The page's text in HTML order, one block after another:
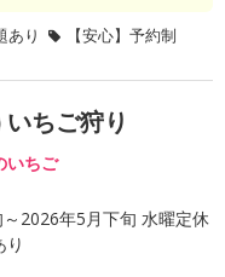
あり 【安心】予約制
ちご狩り
いちご
2026年5月下旬 水曜定休